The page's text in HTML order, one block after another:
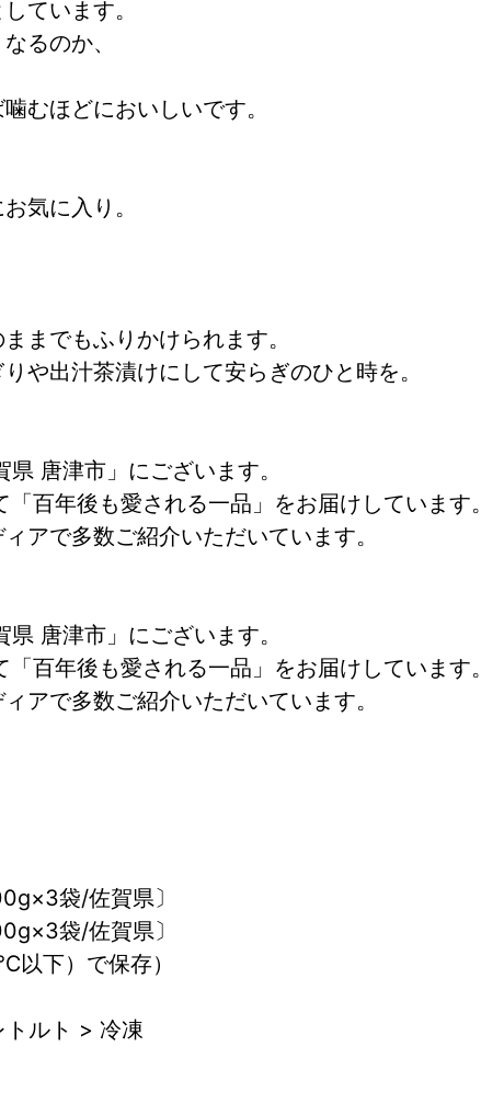
ています。
るのか、
むほどにおいしいです。
気に入り。
までもふりかけられます。
や出汁茶漬けにして安らぎのひと時を。
唐津市」にございます。
百年後も愛される一品」をお届けしています。
アで多数ご紹介いただいています。
唐津市」にございます。
百年後も愛される一品」をお届けしています。
アで多数ご紹介いただいています。
袋/佐賀県〕
袋/佐賀県〕
下）で保存）
ルト > 冷凍